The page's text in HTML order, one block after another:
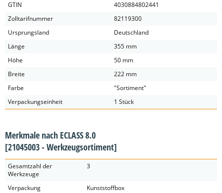
GTIN
4030884802441
Zolltarifnummer
82119300
Ursprungsland
Deutschland
Länge
355 mm
Höhe
50 mm
Breite
222 mm
Farbe
"Sortiment"
Verpackungseinheit
1 Stück
Merkmale nach ECLASS 8.0
[21045003 - Werkzeugsortiment]
Gesamtzahl der
Werkzeuge
3
Verpackung
Kunststoffbox